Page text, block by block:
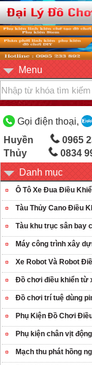
Menu
Gọi điện thoại,
Huyền
0965
Thủy
0834
Danh mục
Ô Tô Xe Đua Điều
Tàu Thủy Cano Điều
Tàu khu trục sân bay
Máy công trình xây
Xe Robot Và Robot
Đồ chơi điều khiển từ
Đồ chơi trí tuệ dùng
Phụ Kiện Đồ Chơi
Phụ kiện chân vịt
Mạch thu phát hồng